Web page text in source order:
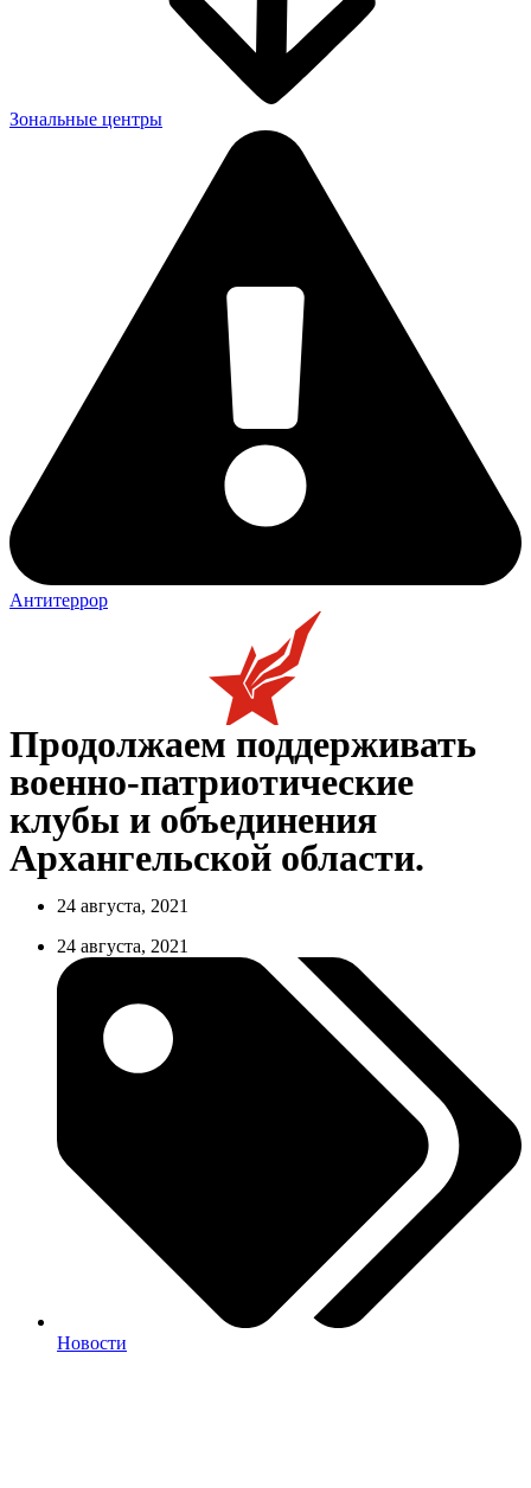
Зональные центры
Антитеррор
Продолжаем поддерживать
военно-патриотические
клубы и объединения
Архангельской области.
24 августа, 2021
24 августа, 2021
Новости